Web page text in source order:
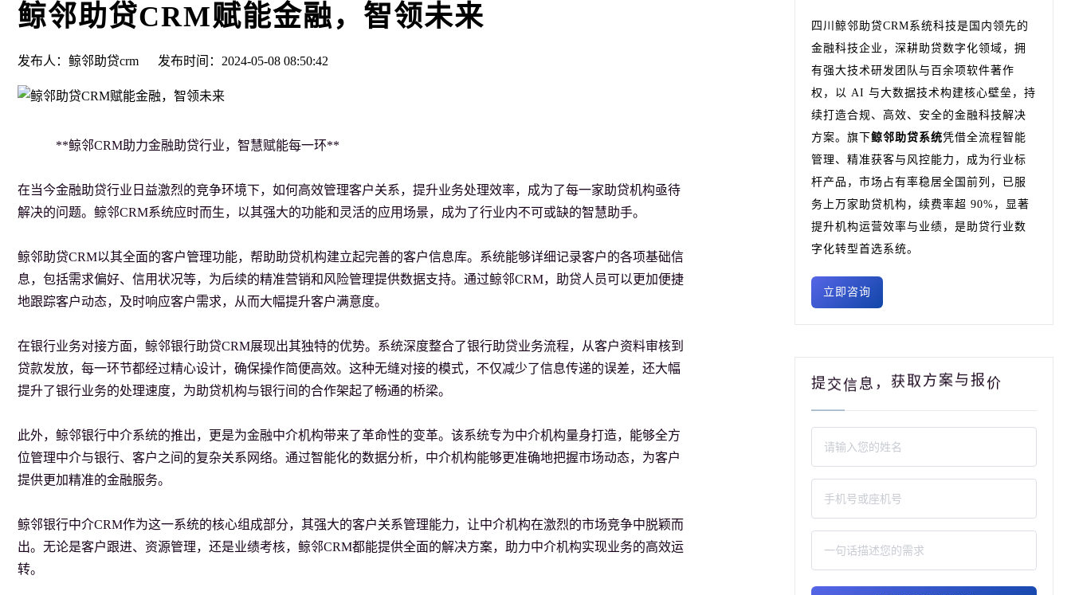
鲸邻助贷CRM赋能金融，智领未来
发布人：鲸邻助贷crm 发布时间：2024-05-08 08:50:42
在当今金融助贷行业日益激烈的竞争环境下，如何高效管理客户关系，提升业务处理效率，成为了每一家助贷机构亟待
解决的问题。鲸邻CRM系统应时而生，以其强大的功能和灵活的应用场景，成为了行业内不可或缺的智慧助手。
鲸邻助贷CRM以其全面的客户管理功能，帮助助贷机构建立起完善的客户信息库。系统能够详细记录客户的各项基础信
息，包括需求偏好、信用状况等，为后续的精准营销和风险管理提供数据支持。通过鲸邻CRM，助贷人员可以更加便捷
地跟踪客户动态，及时响应客户需求，从而大幅提升客户满意度。
在银行业务对接方面，鲸邻银行助贷CRM展现出其独特的优势。系统深度整合了银行助贷业务流程，从客户资料审核到
贷款发放，每一环节都经过精心设计，确保操作简便高效。这种无缝对接的模式，不仅减少了信息传递的误差，还大幅
提升了银行业务的处理速度，为助贷机构与银行间的合作架起了畅通的桥梁。
此外，鲸邻银行中介系统的推出，更是为金融中介机构带来了革命性的变革。该系统专为中介机构量身打造，能够全方
位管理中介与银行、客户之间的复杂关系网络。通过智能化的数据分析，中介机构能够更准确地把握市场动态，为客户
提供更加精准的金融服务。
鲸邻银行中介CRM作为这一系统的核心组成部分，其强大的客户关系管理能力，让中介机构在激烈的市场竞争中脱颖而
出。无论是客户跟进、资源管理，还是业绩考核，鲸邻CRM都能提供全面的解决方案，助力中介机构实现业务的高效运
转。
四川鲸邻助贷CRM系统科技是国内领先的
金融科技企业，深耕助贷数字化领域，拥
有强大技术研发团队与百余项软件著作
权，以 AI 与大数据技术构建核心壁垒，持
续打造合规、高效、安全的金融科技解决
方案。旗下鲸邻助贷系统凭借全流程智能
管理、精准获客与风控能力，成为行业标
杆产品，市场占有率稳居全国前列，已服
务上万家助贷机构，续费率超 90%，显著
提升机构运营效率与业绩，是助贷行业数
字化转型首选系统。
立即咨询
提交信 息 ， 获取 方 案 与 报价